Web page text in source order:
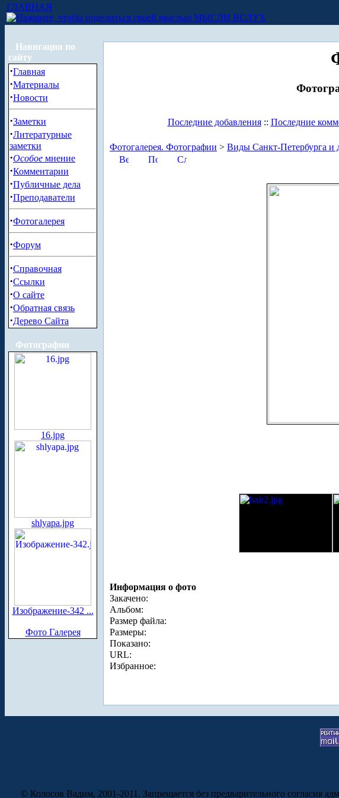
ГЛАВНАЯ
МЫСЛИ ВСЛУХ
Навигация по
сайту
·Главная
·Материалы
·Новости
·Заметки
·Литературные
заметки
·Особое мнение
·Комментарии
·Публичные дела
·Преподаватели
·Фотогалерея
·Форум
·Справочная
·Ссылки
·О сайте
·Обратная связь
·Дерево Сайта
Фотографии
16.jpg
shlyapa.jpg
Изображение-342 ...
Фото Галерея
Последние добавления:: Последние
Фотогалерея. Фотографии > Виды Санкт-Петербурга и
Информация о фото
Закачено:
Альбом:
Размер файла:
Размеры:
Показано:
URL:
Избранное:
© Колосов Вадим, 2001-2011. Запрещается без предварительного согласия